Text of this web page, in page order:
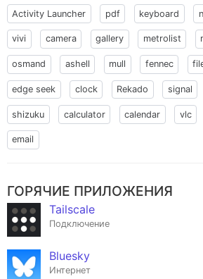
Activity Launcher pdf keyboard
vivi camera gallery metrolist
osmand ashell mull fennec
edge seek clock Rekado signal
shizuku calculator calendar vlc
email
ГОРЯЧИЕ ПРИЛОЖЕНИЯ
Tailscale
Подключение
Bluesky
Интернет